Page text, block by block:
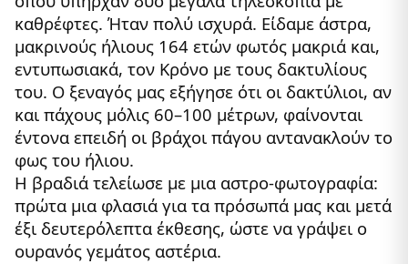
καθρέφτες. Ήταν πολύ ισχυρά. Είδαμε άστρα,
μακρινούς ήλιους 164 ετών φωτός μακριά και,
εντυπωσιακά, τον Κρόνο με τους δακτυλίους
του. Ο ξεναγός μας εξήγησε ότι οι δακτύλιοι, αν
και πάχους μόλις 60–100 μέτρων, φαίνονται
έντονα επειδή οι βράχοι πάγου αντανακλούν το
φως του ήλιου.
Η βραδιά τελείωσε με μια αστρο-φωτογραφία:
πρώτα μια φλασιά για τα πρόσωπά μας και μετά
έξι δευτερόλεπτα έκθεσης, ώστε να γράψει ο
ουρανός γεμάτος αστέρια.